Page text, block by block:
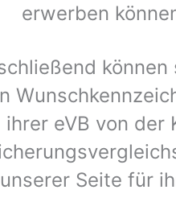
erwerben
können
ihrer eVB von der
Seite für